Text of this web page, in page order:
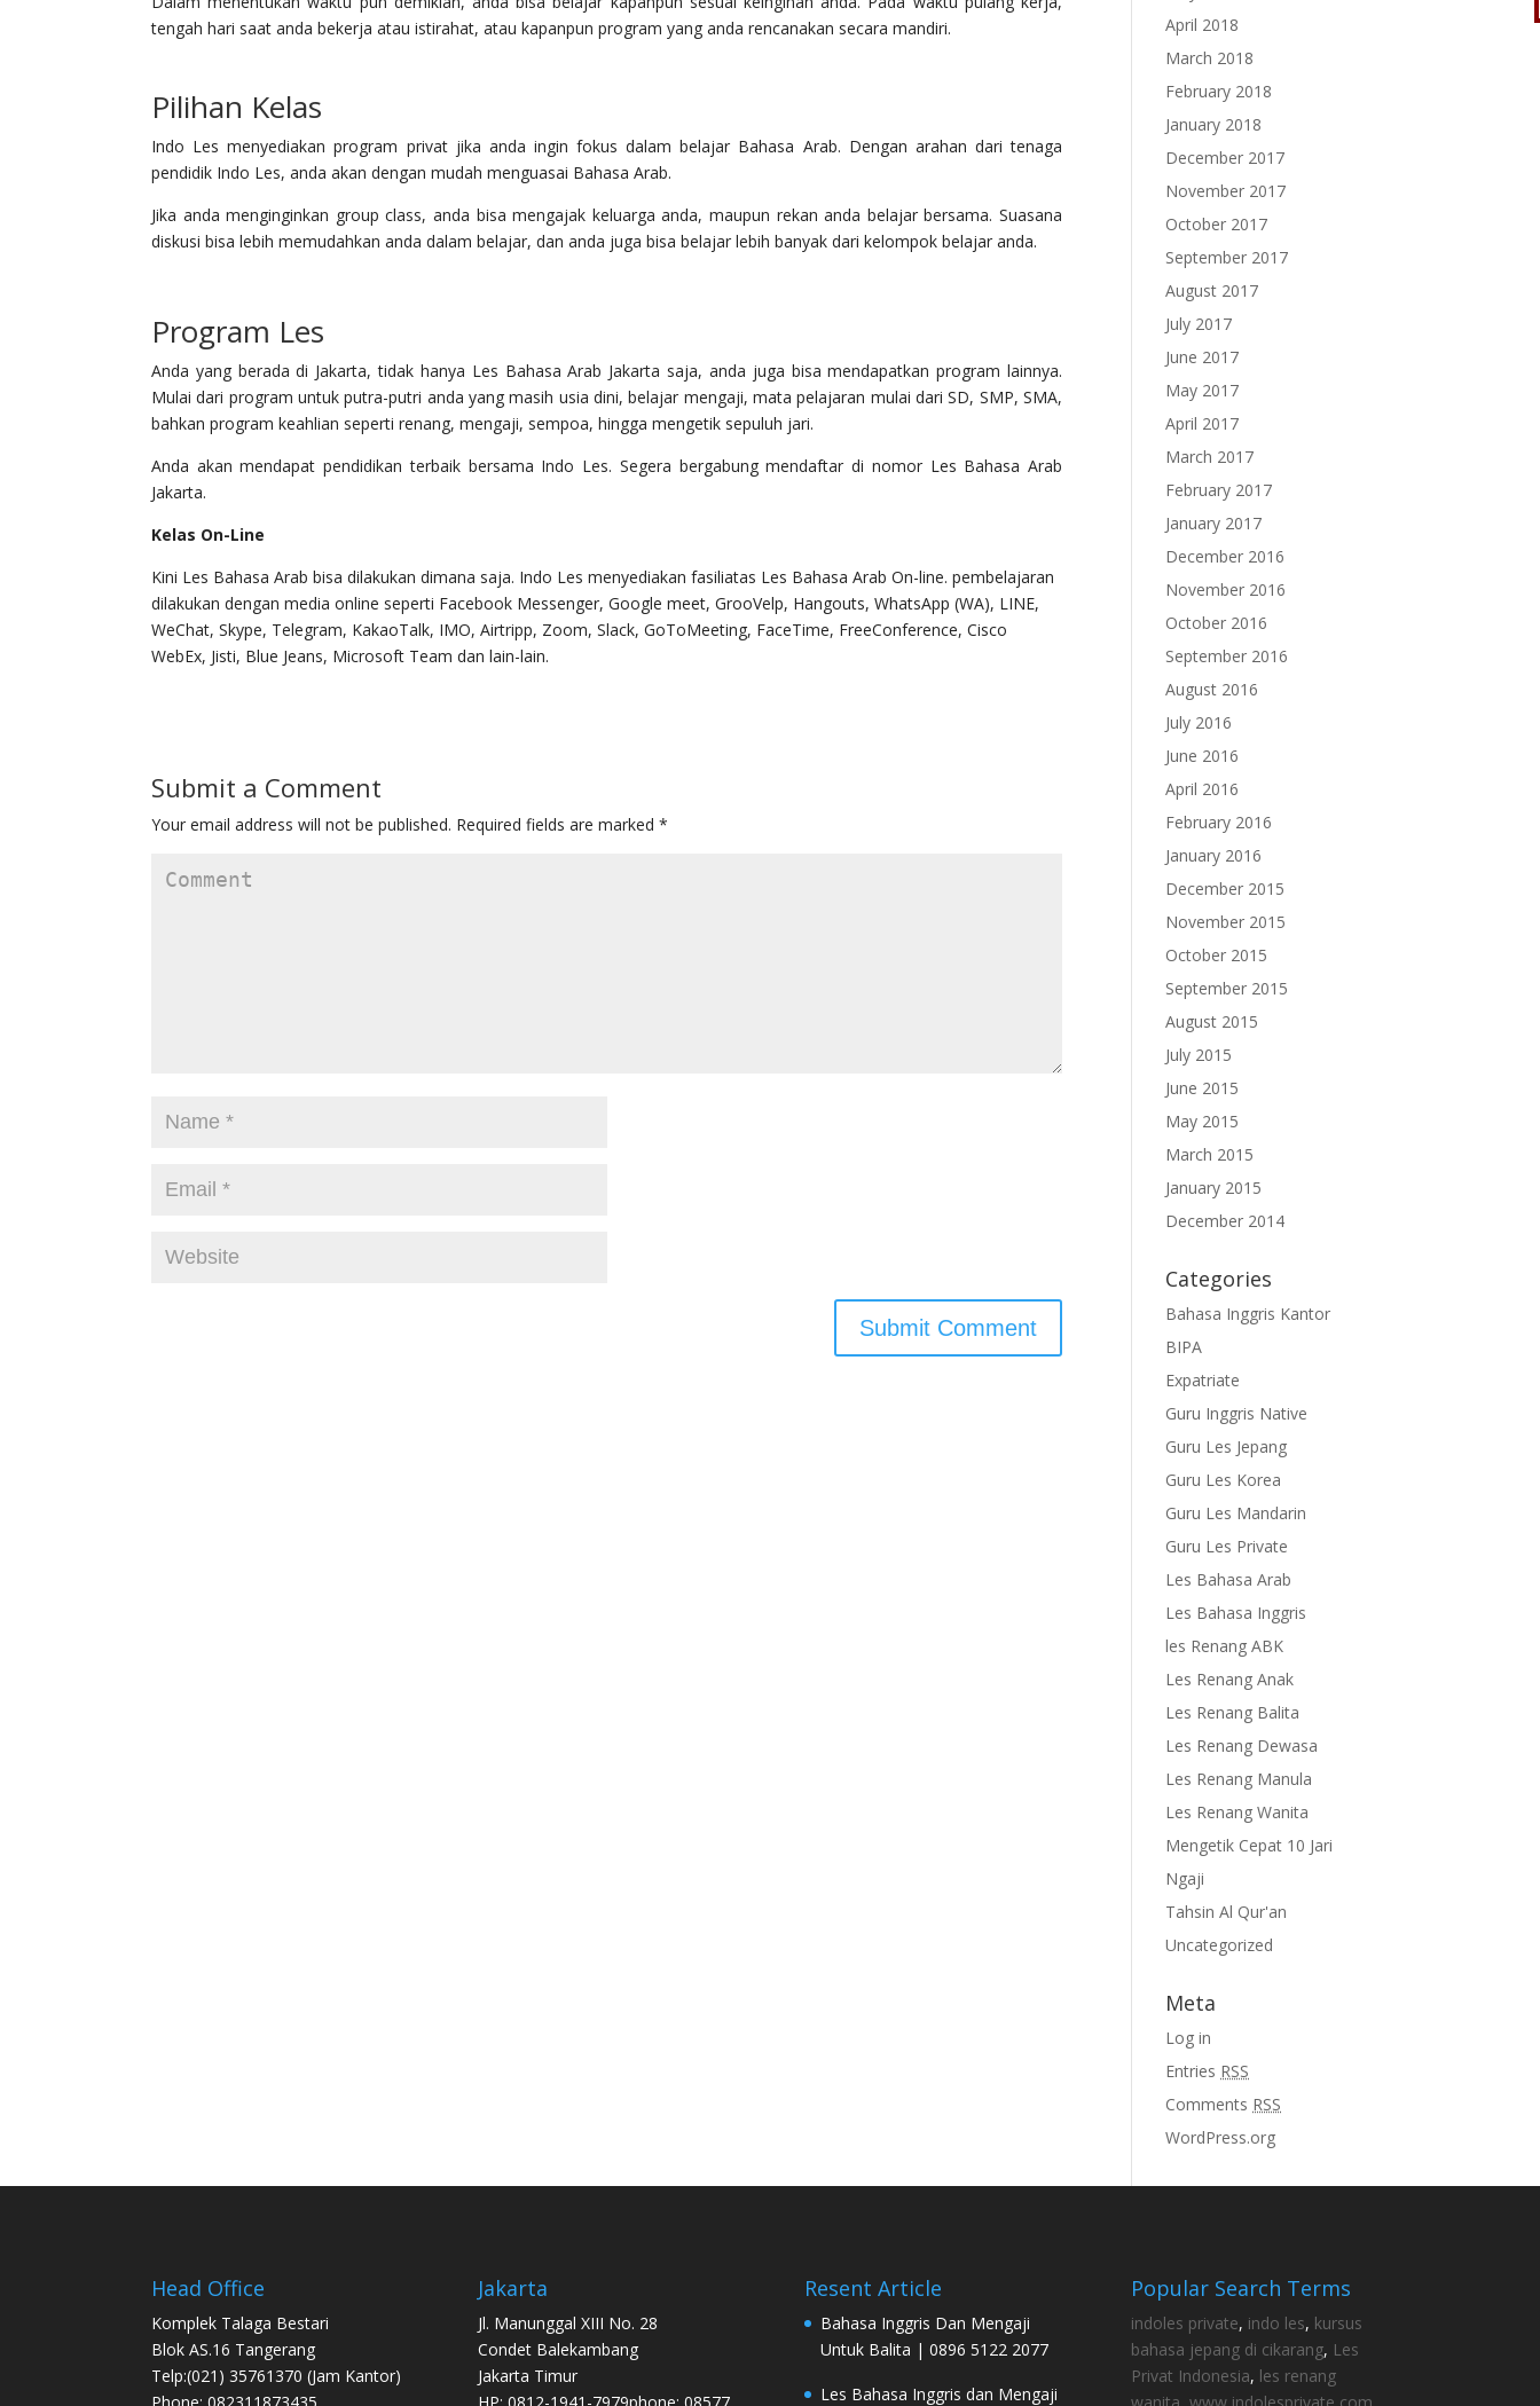
tengah hari saat anda bekerja atau istirahat, atau kapanpun program yang anda rencanakan secara mandiri.
Pilihan Kelas
Indo Les menyediakan program privat jika anda ingin fokus dalam belajar Bahasa Arab. Dengan arahan dari tenaga
pendidik Indo Les, anda akan dengan mudah menguasai Bahasa Arab.
Jika anda menginginkan group class, anda bisa mengajak keluarga anda, maupun rekan anda belajar bersama. Suasana
diskusi bisa lebih memudahkan anda dalam belajar, dan anda juga bisa belajar lebih banyak dari kelompok belajar anda.
Program Les
Anda yang berada di Jakarta, tidak hanya Les Bahasa Arab Jakarta saja, anda juga bisa mendapatkan program lainnya.
Mulai dari program untuk putra-putri anda yang masih usia dini, belajar mengaji, mata pelajaran mulai dari SD, SMP, SMA,
bahkan program keahlian seperti renang, mengaji, sempoa, hingga mengetik sepuluh jari.
Anda akan mendapat pendidikan terbaik bersama Indo Les. Segera bergabung mendaftar di nomor Les Bahasa Arab
Jakarta.
Kelas On-Line
Kini Les Bahasa Arab bisa dilakukan dimana saja. Indo Les menyediakan fasiliatas Les Bahasa Arab On-line. pembelajaran
dilakukan dengan media online seperti Facebook Messenger, Google meet, GrooVelp, Hangouts, WhatsApp (WA), LINE,
WeChat, Skype, Telegram, KakaoTalk, IMO, Airtripp, Zoom, Slack, GoToMeeting, FaceTime, FreeConference, Cisco
WebEx, Jisti, Blue Jeans, Microsoft Team dan lain-lain.
Submit a Comment
Your email address will not be published. Required fields are marked *
April 2018
March 2018
February 2018
January 2018
December 2017
November 2017
October 2017
September 2017
August 2017
July 2017
June 2017
May 2017
April 2017
March 2017
February 2017
January 2017
December 2016
November 2016
October 2016
September 2016
August 2016
July 2016
June 2016
April 2016
February 2016
January 2016
December 2015
November 2015
October 2015
September 2015
August 2015
July 2015
June 2015
May 2015
March 2015
January 2015
December 2014
Categories
Bahasa Inggris Kantor
BIPA
Expatriate
Guru Inggris Native
Guru Les Jepang
Guru Les Korea
Guru Les Mandarin
Guru Les Private
Les Bahasa Arab
Les Bahasa Inggris
les Renang ABK
Les Renang Anak
Les Renang Balita
Les Renang Dewasa
Les Renang Manula
Les Renang Wanita
Mengetik Cepat 10 Jari
Ngaji
Tahsin Al Qur'an
Uncategorized
Meta
Log in
Entries RSS
Comments RSS
WordPress.org
Head Office
Komplek Talaga Bestari
Blok AS.16 Tangerang
Telp:(021) 35761370 (Jam Kantor)
Jakarta
Jl. Manunggal XIII No. 28
Condet Balekambang
Jakarta Timur
Resent Article
Bahasa Inggris Dan Mengaji
Untuk Balita | 0896 5122 2077
Les Bahasa Inggris dan Mengaji
Popular Search Terms
indoles private, indo les, kursus
bahasa jepang di cikarang, Les
Privat Indonesia, les renang